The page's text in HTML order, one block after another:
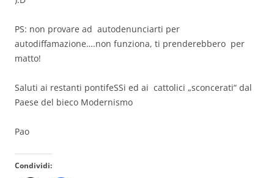
PS: non provare ad autodenunciarti per
autodiffamazione….non funziona, ti prenderebbero per
matto!
Saluti ai restanti pontifeSSi ed ai cattolici „sconcerati“ dal
Paese del bieco Modernismo
Pao
Condividi: